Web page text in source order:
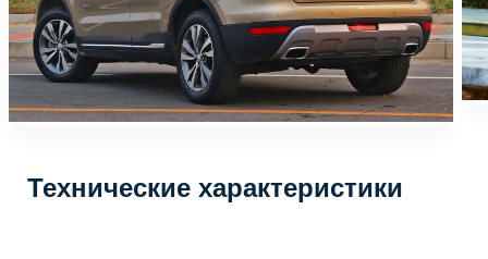
Технические характеристики